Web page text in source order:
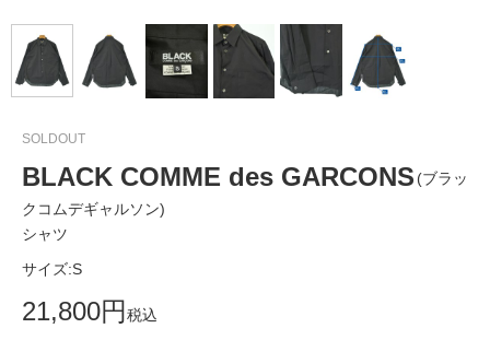
SOLDOUT
BLACK COMME des GARCONS (ブラッ
クコムデギャルソン)
シャツ
サイズ:S
21,800円税込